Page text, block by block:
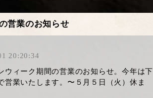
営業のお知らせ
20:20:34
ウィーク期間の営業のお知らせ。今年は下
営業いたします。〜５月５日（火）休ま